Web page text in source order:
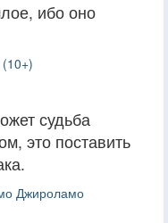
ибо оно
судьба
это поставить
Джироламо